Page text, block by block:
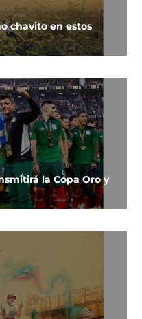
chavito en estos
la Copa Oro y